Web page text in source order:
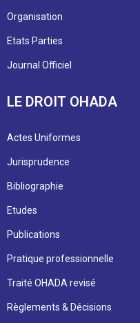
Organisation
Etats Parties
Journal Officiel
LE DROIT OHADA
Actes Uniformes
Jurisprudence
Bibliographie
Etudes
Publications
Pratique professionnelle
Traité OHADA revisé
Règlements & Décisions